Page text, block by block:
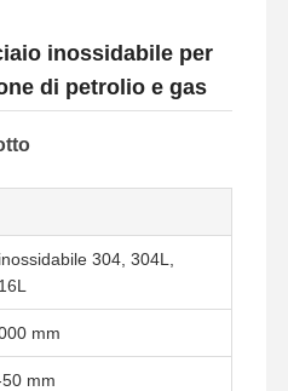
inossidabile per
di petrolio e gas
304, 304L,
mm
mm